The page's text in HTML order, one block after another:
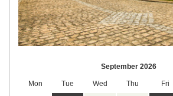
September 2026
Mon Tue Wed Thu Fri